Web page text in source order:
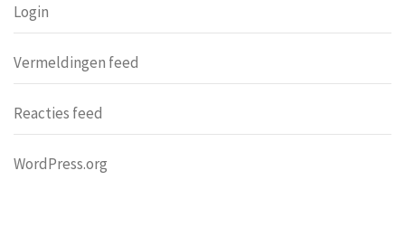
Login
Vermeldingen feed
Reacties feed
WordPress.org